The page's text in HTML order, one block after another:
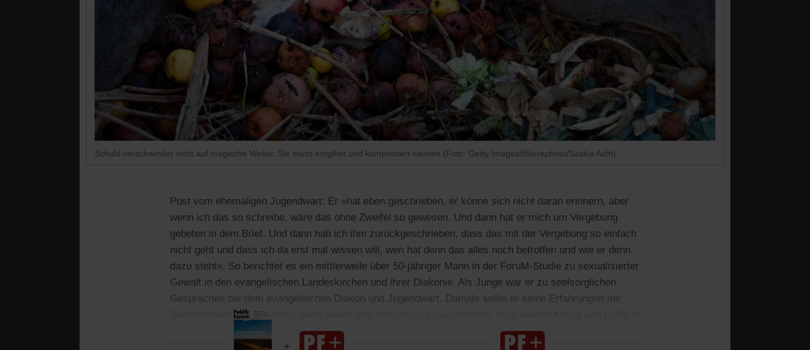
Schuld verschwindet nicht auf magische Weise: Sie muss entgiftet und kompostiert werden.(Foto: Getty Images/iStockphoto/Saskia Acht)
Post vom ehemaligen Jugendwart: Er »hat eben geschrieben, er könne sich nicht daran erinnern, aber
wenn ich das so schreibe, wäre das ohne Zweifel so gewesen. Und dann hat er mich um Vergebung
gebeten in dem Brief. Und dann hab ich ihm zurückgeschrieben, dass das mit der Vergebung so einfach
nicht geht und dass ich da erst mal wissen will, wen hat denn das alles noch betroffen und wie er denn
dazu steht«. So berichtet es ein mittlerweile über 50-jähriger Mann in der ForuM-Studie zu sexualisierter
Gewalt in den evangelischen Landeskirchen und ihrer Diakonie. Als Junge war er zu seelsorglichen
Gesprächen bei dem evangelischen Diakon und Jugendwart. Damals sollte er seine Erfahrungen mit
Selbstbefriedigung beichten, dafür wurde ihm Vergebung zugesprochen, dazu kamen Küsse und Griffe in